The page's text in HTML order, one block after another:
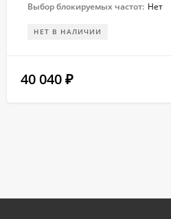
Выбор блокируемых частот: Нет
НЕТ В НАЛИЧИИ
40 040 ₽